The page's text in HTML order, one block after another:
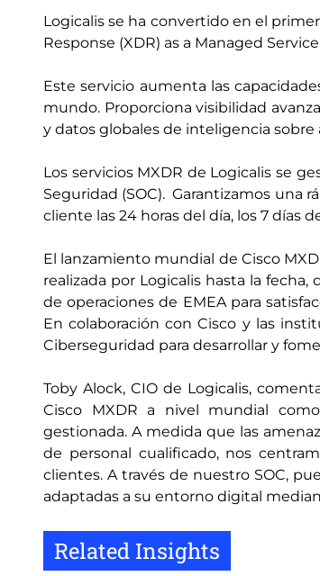
Logicalis se ha convertido en el
Response (XDR) as a Managed
Este servicio aumenta las
mundo. Proporciona visibilidad
y datos globales de inteligencia sobre
Los servicios MXDR de Logicalis se
Seguridad (SOC). Garantizamos una
cliente las 24 horas del día, los 7 días
El lanzamiento mundial de Cisco
realizada por Logicalis hasta la
de operaciones de EMEA para
En colaboración con Cisco y las
Ciberseguridad para desarrollar y
Toby Alock, CIO de Logicalis,
Cisco MXDR a nivel mundial
gestionada. A medida que las
de personal cualificado, nos
clientes. A través de nuestro SOC,
adaptadas a su entorno digital
Related Insights